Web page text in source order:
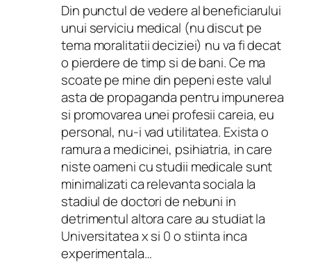
Din punctul de vedere al beneficiarului
unui serviciu medical (nu discut pe
tema moralitatii deciziei) nu va fi decat
o pierdere de timp si de bani. Ce ma
scoate pe mine din pepeni este valul
asta de propaganda pentru impunerea
si promovarea unei profesii careia, eu
personal, nu-i vad utilitatea. Exista o
ramura a medicinei, psihiatria, in care
niste oameni cu studii medicale sunt
minimalizati ca relevanta sociala la
stadiul de doctori de nebuni in
detrimentul altora care au studiat la
Universitatea x si 0 o stiinta inca
experimentala…